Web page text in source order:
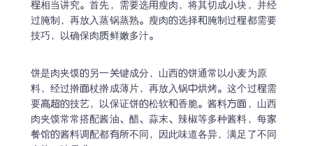
程相当讲究。首先，需要选用瘦肉，将其切成小块，并经
过腌制，再放入蒸锅蒸熟。瘦肉的选择和腌制过程都需要
技巧，以确保肉质鲜嫩多汁。
饼是肉夹馍的另一关键成分，山西的饼通常以小麦为原
料，经过擀面杖擀成薄片，再放入锅中烘烤。这个过程需
要高超的技艺，以保证饼的松软和香脆。酱料方面，山西
肉夹馍常常搭配酱油、醋、蒜末、辣椒等多种酱料，每家
餐馆的酱料调配都有所不同，因此味道各异，满足了不同